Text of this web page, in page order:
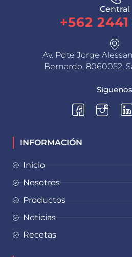
Central
+562
Av. Pdte Jorge
Bernardo, 8060052,
Síguenos
INFORMACIÓN
Inicio
Nosotros
Productos
Noticias
Recetas